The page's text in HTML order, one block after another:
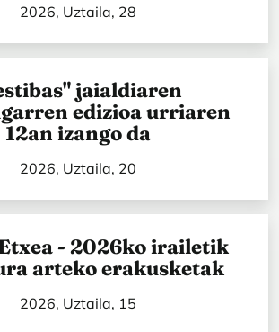
2026, Uztaila, 28
jaialdiaren
edizioa urriaren
12an izango da
2026, Uztaila, 20
- 2026ko irailetik
arteko erakusketak
2026, Uztaila, 15